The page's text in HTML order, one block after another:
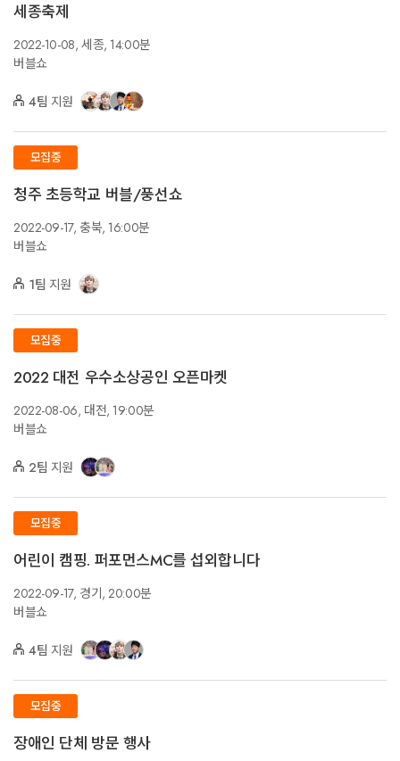
세종축제
2022-10-08, 세종, 14:00분
버블쇼
4팀 지원
모집중
청주 초등학교 버블/풍선쇼
2022-09-17, 충북, 16:00분
버블쇼
1팀 지원
모집중
2022 대전 우수소상공인 오픈마켓
2022-08-06, 대전, 19:00분
버블쇼
2팀 지원
모집중
어린이 캠핑. 퍼포먼스MC를 섭외합니다
2022-09-17, 경기, 20:00분
버블쇼
4팀 지원
모집중
장애인 단체 방문 행사